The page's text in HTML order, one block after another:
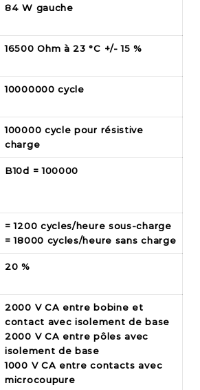
84 W gauche
16500 Ohm à 23 °C +/- 15 %
10000000 cycle
100000 cycle pour résistive
charge
B10d = 100000
= 1200 cycles/heure sous-charge
= 18000 cycles/heure sans charge
20 %
2000 V CA entre bobine et
contact avec isolement de base
2000 V CA entre pôles avec
isolement de base
1000 V CA entre contacts avec
microcoupure